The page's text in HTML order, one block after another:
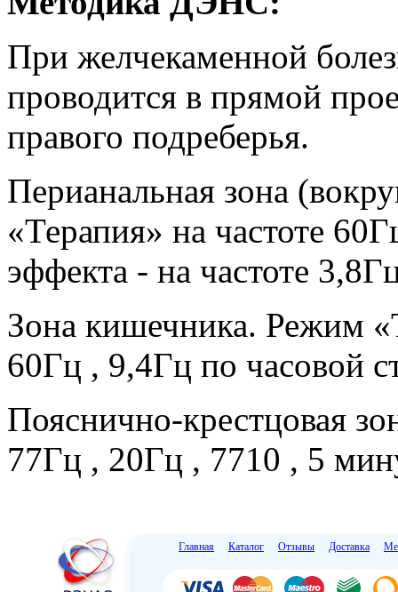
При желчекаменной
проводится в прямой
правого подреберья.
Перианальная зона
«Терапия» на частоте
эффекта - на частоте
Зона кишечника. Режим
60Гц , 9,4Гц по часовой
Пояснично-крестцовая
77Гц , 20Гц , 7710 , 5
Главная Каталог Отзывы Доставка